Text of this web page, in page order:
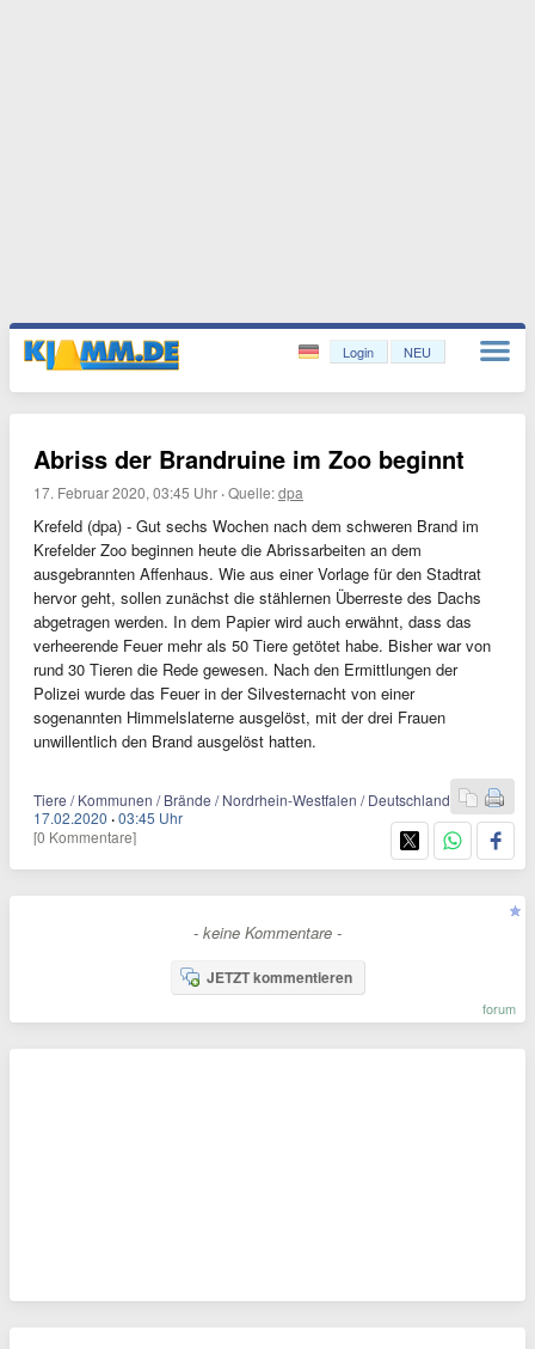
Login NEU
Abriss der Brandruine im Zoo beginnt
17. Februar 2020, 03:45 Uhr ·Quelle:dpa
Krefeld (dpa) - Gut sechs Wochen nach dem schweren Brand im
Krefelder Zoo beginnen heute die Abrissarbeiten an dem
ausgebrannten Affenhaus. Wie aus einer Vorlage für den Stadtrat
hervor geht, sollen zunächst die stählernen Überreste des Dachs
abgetragen werden. In dem Papier wird auch erwähnt, dass das
verheerende Feuer mehr als 50 Tiere getötet habe. Bisher war von
rund 30 Tieren die Rede gewesen. Nach den Ermittlungen der
Polizei wurde das Feuer in der Silvesternacht von einer
sogenannten Himmelslaterne ausgelöst, mit der drei Frauen
unwillentlich den Brand ausgelöst hatten.
Tiere / Kommunen / Brände / Nordrhein-Westfalen / Deutschland
17.02.2020 ·03:45 Uhr
[0 Kommentare]
- keine Kommentare -
JETZT kommentieren
forum